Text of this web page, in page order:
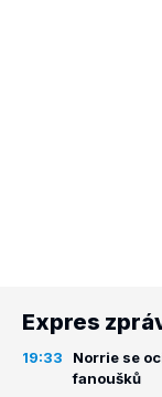
Expres
19:33
Norrie se
fanoušků